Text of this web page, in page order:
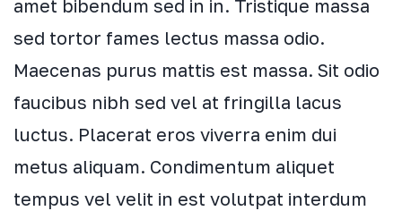
amet bibendum sed in in. Tristique massa
sed tortor fames lectus massa odio.
Maecenas purus mattis est massa. Sit odio
faucibus nibh sed vel at fringilla lacus
luctus. Placerat eros viverra enim dui
metus aliquam. Condimentum aliquet
tempus vel velit in est volutpat interdum